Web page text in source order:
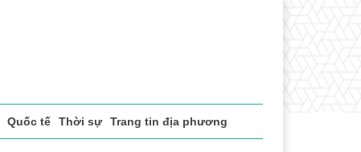
Quốc tế Thời sự Trang tin địa phương